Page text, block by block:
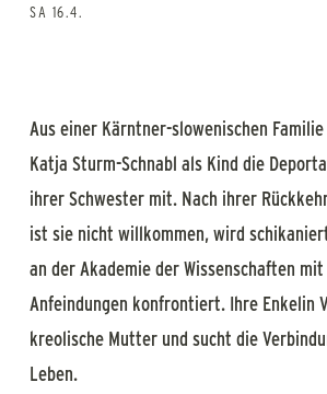
SA 16.4.
Aus einer Kärntner-slowenischen
Katja Sturm-Schnabl als Kind die
ihrer Schwester mit. Nach ihrer
ist sie nicht willkommen, wird
an der Akademie der Wissenschaften mit
Anfeindungen konfrontiert. Ihre Enkelin
kreolische Mutter und sucht die
Leben.